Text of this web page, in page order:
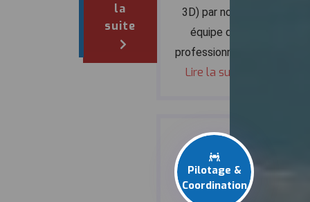
la
suite
3D) par notre
équipe de
professionnels...
Lire la suite
Pilotage &
Coordination